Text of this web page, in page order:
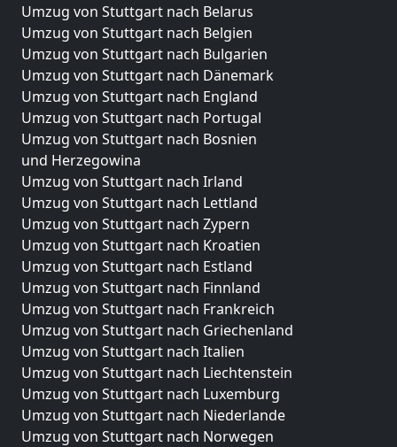
Umzug von Stuttgart nach Belarus
Umzug von Stuttgart nach Belgien
Umzug von Stuttgart nach Bulgarien
Umzug von Stuttgart nach Dänemark
Umzug von Stuttgart nach England
Umzug von Stuttgart nach Portugal
Umzug von Stuttgart nach Bosnien
und Herzegowina
Umzug von Stuttgart nach Irland
Umzug von Stuttgart nach Lettland
Umzug von Stuttgart nach Zypern
Umzug von Stuttgart nach Kroatien
Umzug von Stuttgart nach Estland
Umzug von Stuttgart nach Finnland
Umzug von Stuttgart nach Frankreich
Umzug von Stuttgart nach Griechenland
Umzug von Stuttgart nach Italien
Umzug von Stuttgart nach Liechtenstein
Umzug von Stuttgart nach Luxemburg
Umzug von Stuttgart nach Niederlande
Umzug von Stuttgart nach Norwegen